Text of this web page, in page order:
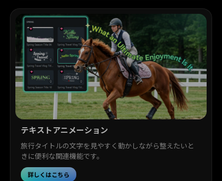
テキストアニメーション
旅行タイトルの文字を見やすく動かしながら整えたいと
きに便利な関連機能です。
詳しくはこちら